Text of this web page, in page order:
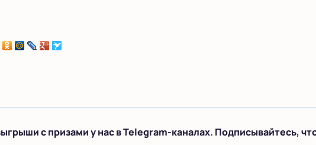
с призами у нас в Telegram-каналах. Подписывайтесь,